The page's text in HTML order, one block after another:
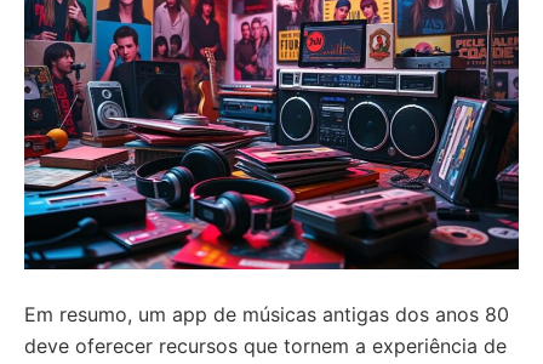
Em resumo, um app de músicas antigas dos anos 80
deve oferecer recursos que tornem a experiência de